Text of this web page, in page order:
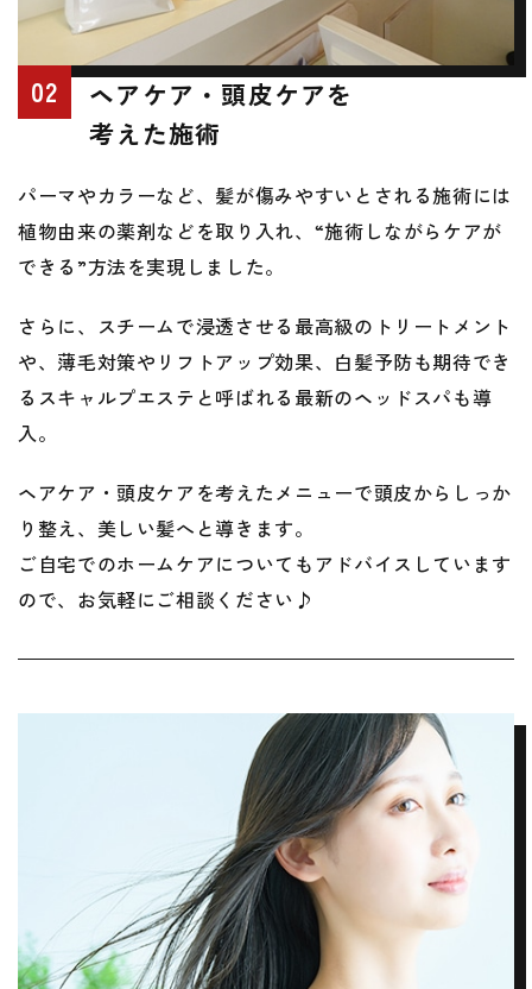
02
ヘアケア・頭皮ケアを
考えた施術
パーマやカラーなど、髪が傷みやすいとされる施術には
植物由来の薬剤などを取り入れ、 “施術しながらケアが
できる”方法を実現しました。
さらに、スチームで浸透させる最高級のトリートメント
や、薄毛対策やリフトアップ効果、 白髪予防も期待でき
るスキャルプエステと呼ばれる最新のヘッドスパも導
入。
ヘアケア・頭皮ケアを考えたメニューで頭皮からしっか
り整え、美しい髪へと導きます。
ご自宅でのホームケアについてもアドバイスしています
ので、お気軽にご相談ください♪